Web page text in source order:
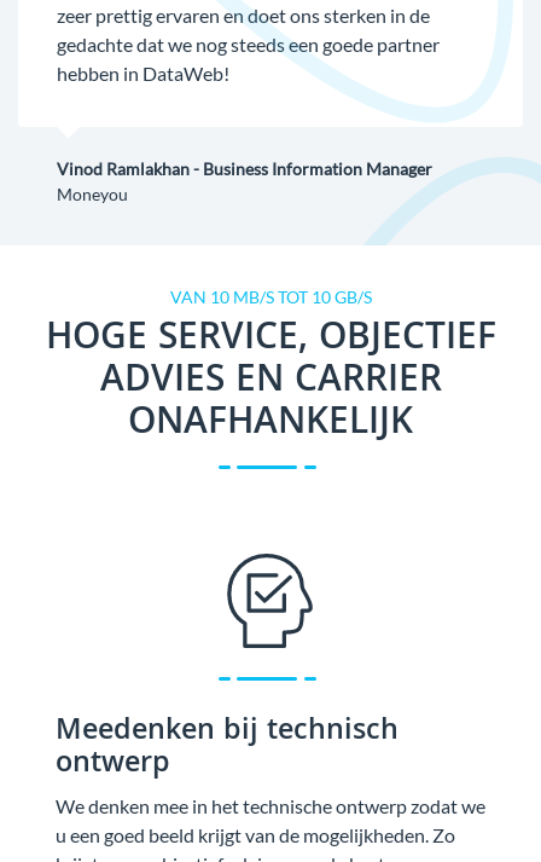
zeer prettig ervaren en doet ons sterken in de
gedachte dat we nog steeds een goede partner
hebben in DataWeb!
Vinod Ramlakhan - Business Information Manager
Moneyou
VAN 10 MB/S TOT 10 GB/S
HOGE SERVICE, OBJECTIEF
ADVIES EN CARRIER
ONAFHANKELIJK
Meedenken bij technisch
ontwerp
We denken mee in het technische ontwerp zodat we
u een goed beeld krijgt van de mogelijkheden. Zo